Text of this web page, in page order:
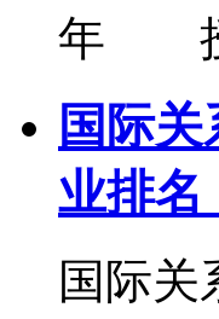
年 授
国际
业排名
国际关